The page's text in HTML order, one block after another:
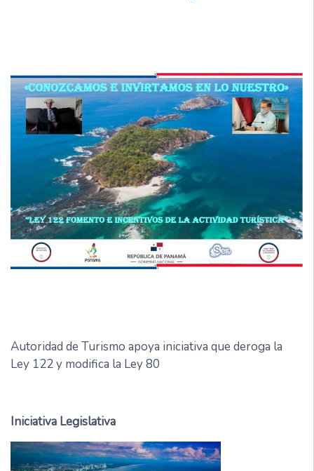
Autoridad de Turismo apoya iniciativa que deroga la
Ley 122 y modifica la Ley 80
Iniciativa Legislativa